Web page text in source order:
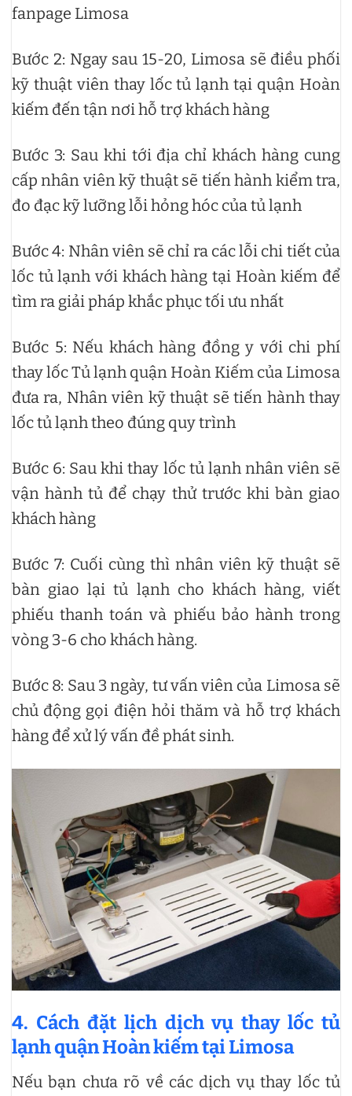
fanpage Limosa
Bước 2: Ngay sau 15-20, Limosa sẽ điều phối
kỹ thuật viên thay lốc tủ lạnh tại quận Hoàn
kiếm đến tận nơi hỗ trợ khách hàng
Bước 3: Sau khi tới địa chỉ khách hàng cung
cấp nhân viên kỹ thuật sẽ tiến hành kiểm tra,
đo đạc kỹ lưỡng lỗi hỏng hóc của tủ lạnh
Bước 4: Nhân viên sẽ chỉ ra các lỗi chi tiết của
lốc tủ lạnh với khách hàng tại Hoàn kiếm để
tìm ra giải pháp khắc phục tối ưu nhất
Bước 5: Nếu khách hàng đồng y với chi phí
thay lốc Tủ lạnh quận Hoàn Kiếm của Limosa
đưa ra, Nhân viên kỹ thuật sẽ tiến hành thay
lốc tủ lạnh theo đúng quy trình
Bước 6: Sau khi thay lốc tủ lạnh nhân viên sẽ
vận hành tủ để chạy thử trước khi bàn giao
khách hàng
Bước 7: Cuối cùng thì nhân viên kỹ thuật sẽ
bàn giao lại tủ lạnh cho khách hàng, viết
phiếu thanh toán và phiếu bảo hành trong
vòng 3-6 cho khách hàng.
Bước 8: Sau 3 ngày, tư vấn viên của Limosa sẽ
chủ động gọi điện hỏi thăm và hỗ trợ khách
hàng để xử lý vấn đề phát sinh.
4. Cách đặt lịch dịch vụ thay lốc tủ
lạnh quận Hoàn kiếm tại Limosa
Nếu bạn chưa rõ về các dịch vụ thay lốc tủ